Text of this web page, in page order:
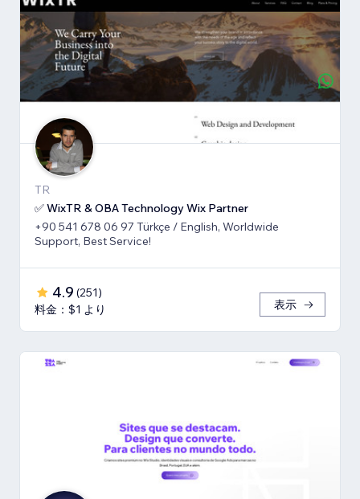
TR
✅ WixTR & OBA Technology Wix Partner
+90 541 678 06 97 Türkçe / English, Worldwide
Support, Best Service!
4.9 (251)
料金：$1 より
表示